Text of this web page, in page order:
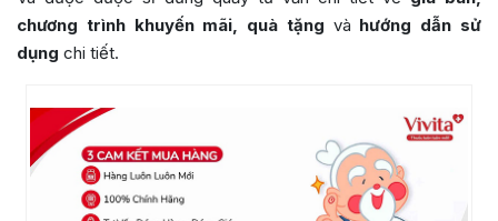
chương trình khuyến mãi, quà tặng và hướng dẫn sử
dụng chi tiết.